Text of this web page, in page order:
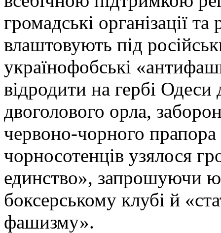
громадські організації
влаштовують під
українофобські
відродити на гербі
двоголового орла,
червоно-чорного
чорносотенців узялося
единство», запрошуючи
боксерському клубі й
фашизму».